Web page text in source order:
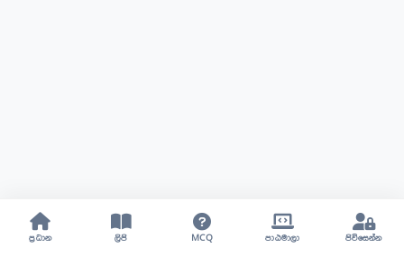
ප්‍රධාන ලිපි MCQ පාඨමාලා පිවිසෙන්න